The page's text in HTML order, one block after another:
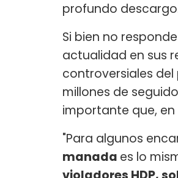
profundo
Si bien no
actualidad en sus
controversiales del
millones de
importante que,
"Para algunos
manada es lo